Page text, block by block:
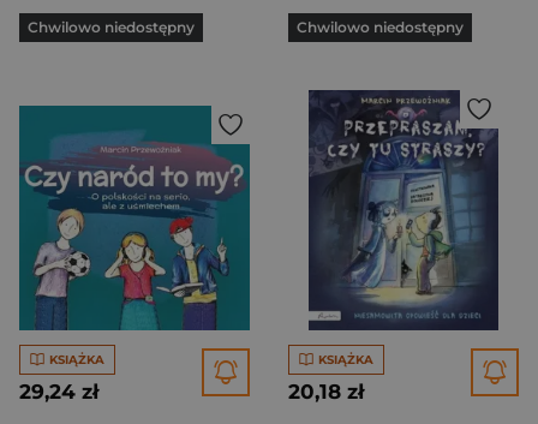
Chwilowo niedostępny Chwilowo niedostępny
KSIĄŻKA
29,24 zł
KSIĄŻKA
20,18 zł